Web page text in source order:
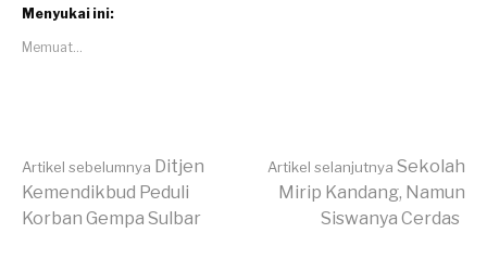
Menyukai ini:
Memuat...
Lanjut
Artikel sebelumnya Ditjen
Kemendikbud Peduli
Korban Gempa Sulbar
Artikel selanjutnya Sekolah
Mirip Kandang, Namun
Siswanya Cerdas